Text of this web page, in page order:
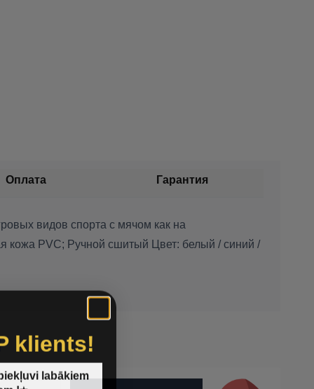
Оплата Гарантия
видов спорта с мячом как на
кожа PVC; Ручной сшитый Цвет: белый / синий /
klients!
labākiem